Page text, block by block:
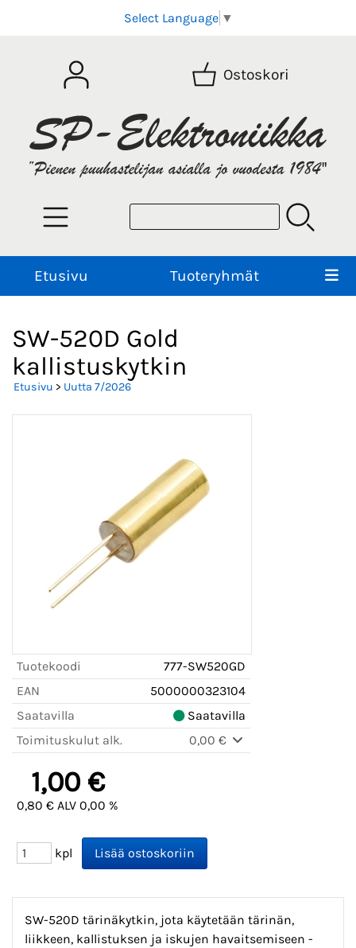
Select Language ▼
Ostoskori
Etusivu Tuoteryhmät
SW-520D Gold
kallistuskytkin
Etusivu > Uutta 7/2026
Tuotekoodi
777-SW520GD
EAN
5000000323104
Saatavilla
Saatavilla
Toimituskulut alk.
0,00 €
1,00 €
0,80 € ALV 0,00 %
kpl
SW-520D tärinäkytkin, jota käytetään tärinän,
liikkeen, kallistuksen ja iskujen havaitsemiseen -